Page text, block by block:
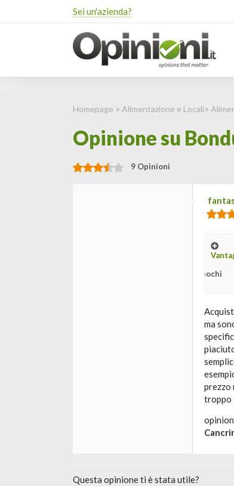
Sei un'azienda?
Homepage > Alimentazione e Locali>
Opinione su
9 Opinioni
pochi
ma
prezzo
troppo
Questa opinione ti è stata utile?